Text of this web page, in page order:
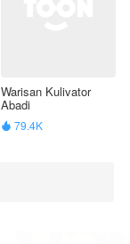
Warisan Kulivator
Abadi
 79.4K